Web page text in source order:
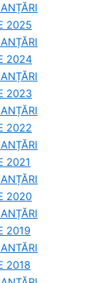
2025
2024
2023
2022
2021
2020
2019
2018